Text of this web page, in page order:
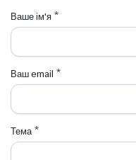
Ваше ім'я *
Ваш email *
Тема *